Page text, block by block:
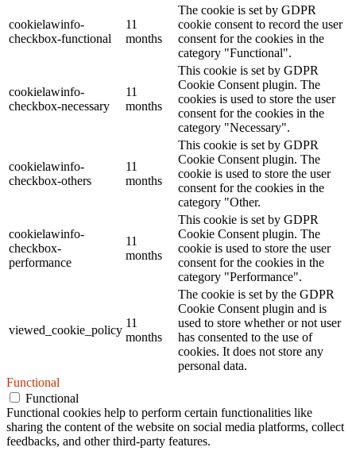
cookielawinfo-
checkbox-functional
11
months
The cookie is set by GDPR
cookie consent to record the user
consent for the cookies in the
category "Functional".
cookielawinfo-
checkbox-necessary
11
months
This cookie is set by GDPR
Cookie Consent plugin. The
cookies is used to store the user
consent for the cookies in the
category "Necessary".
cookielawinfo-
checkbox-others
11
months
This cookie is set by GDPR
Cookie Consent plugin. The
cookie is used to store the user
consent for the cookies in the
category "Other.
cookielawinfo-
checkbox-
performance
11
months
This cookie is set by GDPR
Cookie Consent plugin. The
cookie is used to store the user
consent for the cookies in the
category "Performance".
viewed_cookie_policy
11
months
The cookie is set by the GDPR
Cookie Consent plugin and is
used to store whether or not user
has consented to the use of
cookies. It does not store any
personal data.
Functional
Functional
Functional cookies help to perform certain functionalities like
sharing the content of the website on social media platforms, collect
feedbacks, and other third-party features.